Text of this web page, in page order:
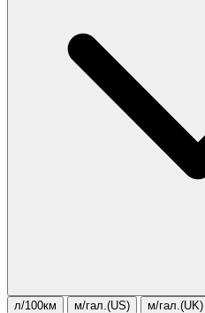
л/100км м/гал.(US) м/гал.(UK)